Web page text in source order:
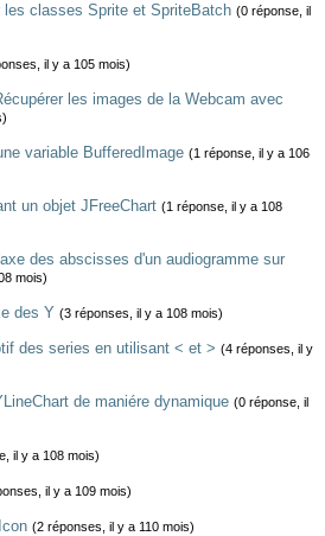
les classes Sprite et SpriteBatch (0 réponse, il
il y a 105 mois)
les images de la Webcam avec
variable BufferedImage (1 réponse, il y a 106
un objet JFreeChart (1 réponse, il y a 108
des abscisses d'un audiogramme sur
mois)
des Y (3 réponses, il y a 108 mois)
des series en utilisant < et > (4 réponses, il y
de maniére dynamique (0 réponse, il
il y a 108 mois)
il y a 109 mois)
(2 réponses, il y a 110 mois)